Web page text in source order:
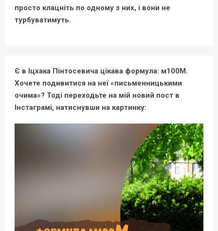
просто клацніть по одному з них, і вони не
турбуватимуть.
Є в Іцхака Пінтосевича цікава формула: м100М.
Хочете подивитися на неї «письменницькими
очима»? Тоді переходьте на мій новий пост в
Інстаграмі, натиснувши на картинку: